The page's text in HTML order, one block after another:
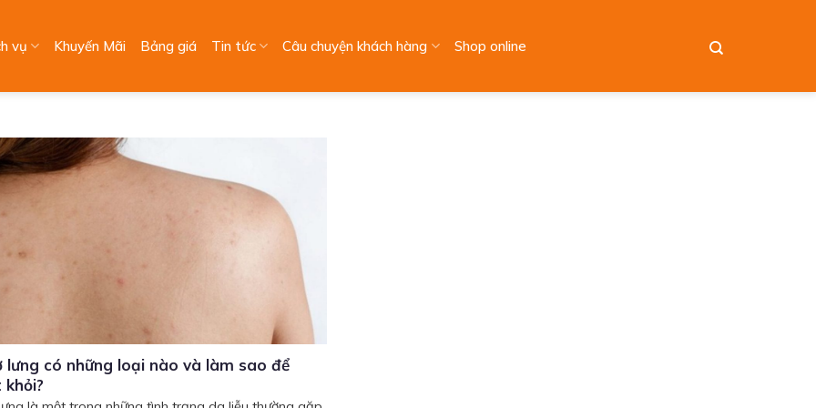
vụ Khuyến Mãi Bảng giá Tin tức Câu chuyện khách hàng Shop online
lưng có những loại nào và làm sao để